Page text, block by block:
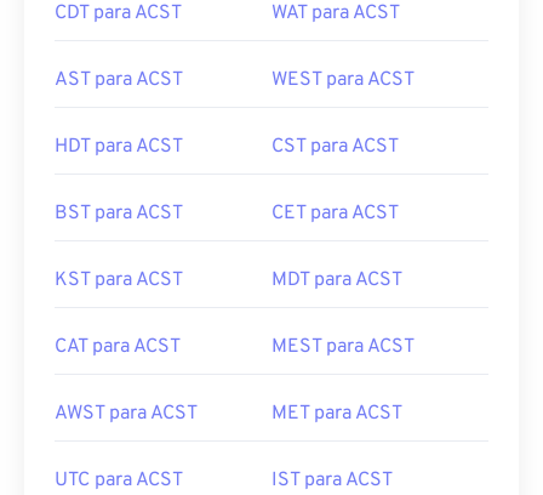
CDT para ACST WAT para ACST
AST para ACST WEST para ACST
HDT para ACST CST para ACST
BST para ACST CET para ACST
KST para ACST MDT para ACST
CAT para ACST MEST para ACST
AWST para ACST MET para ACST
UTC para ACST IST para ACST